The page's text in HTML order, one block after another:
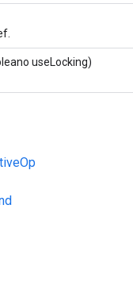
useLocking)